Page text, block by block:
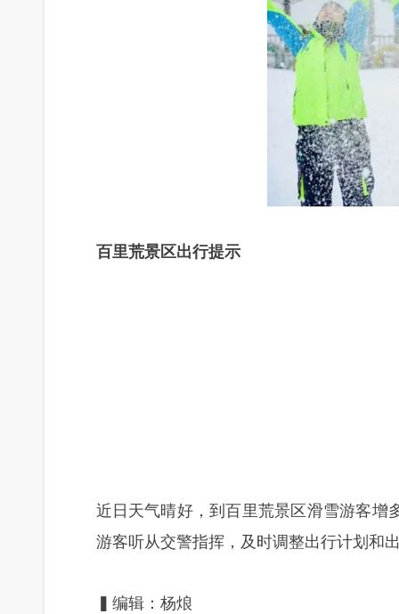
百里荒景区出行提示
近日天气晴好，到百里荒景区滑雪游客增
游客听从交警指挥，及时调整出行计划和
▍编辑：杨烺